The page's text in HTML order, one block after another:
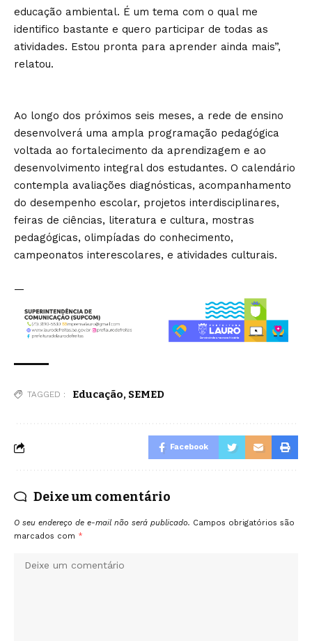
educação ambiental. É um tema com o qual me
identifico bastante e quero participar de todas as
atividades. Estou pronta para aprender ainda mais”,
relatou.
Ao longo dos próximos seis meses, a rede de ensino
desenvolverá uma ampla programação pedagógica
voltada ao fortalecimento da aprendizagem e ao
desenvolvimento integral dos estudantes. O calendário
contempla avaliações diagnósticas, acompanhamento
do desempenho escolar, projetos interdisciplinares,
feiras de ciências, literatura e cultura, mostras
pedagógicas, olimpíadas do conhecimento,
campeonatos interescolares, e atividades culturais.
—
TAGGED : Educação, SEMED
Facebook
Deixe um comentário
O seu endereço de e-mail não será publicado. Campos obrigatórios são
marcados com *